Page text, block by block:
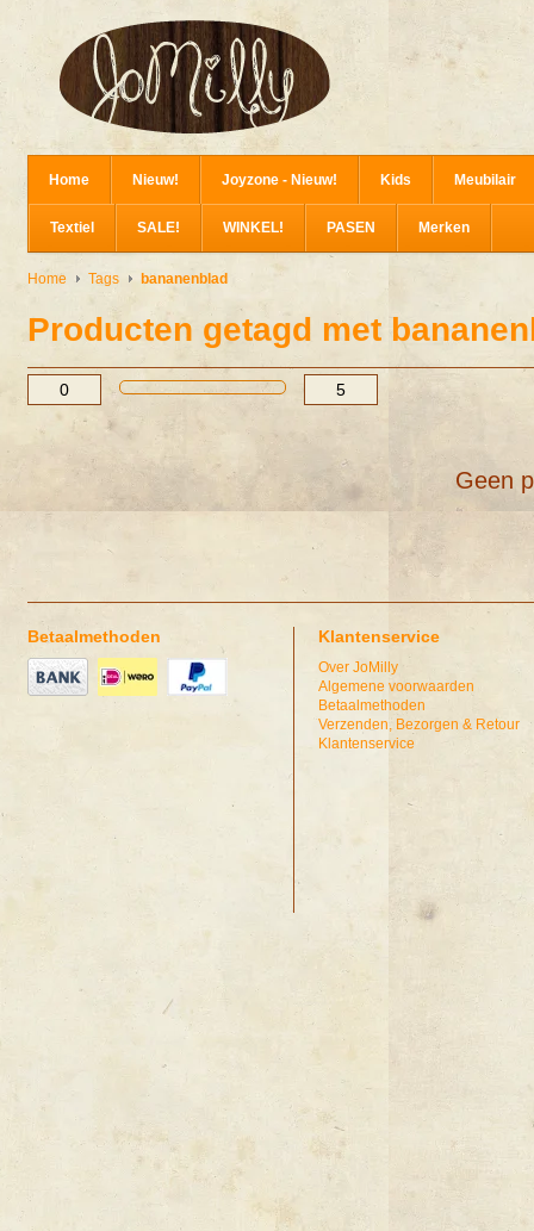
Home Nieuw! Joyzone - Nieuw! Kids Meubilair
Textiel SALE! WINKEL! PASEN Merken
Home Tags bananenblad
Producten getagd met
Geen
Betaalmethoden Klantenservice
Over JoMilly
Algemene voorwaarden
Betaalmethoden
Verzenden, Bezorgen & Retour
Klantenservice